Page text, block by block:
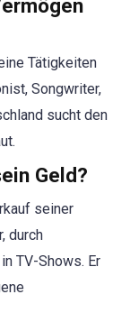
Tätigkeiten
Songwriter,
sucht den
Geld?
seiner
durch
TV-Shows. Er